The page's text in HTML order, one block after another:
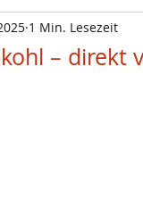
– direkt
1 Min. Lesezeit